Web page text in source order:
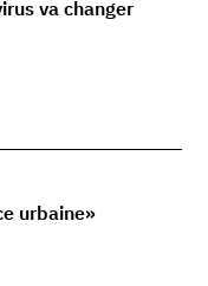
va changer
urbaine»